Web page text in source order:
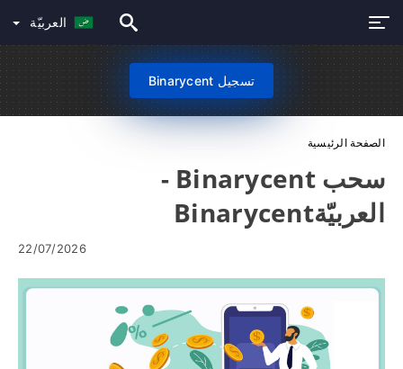
العربيّة
تسجيل Binarycent
الصفحة الرئيسية
سحب Binarycent -
العربيّةBinarycent
22/07/2026